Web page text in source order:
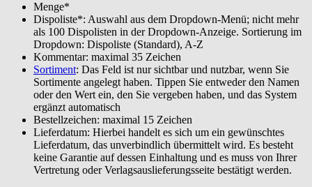
Menge*
Dispoliste*: Auswahl aus dem Dropdown-Menü; nicht mehr
als 100 Dispolisten in der Dropdown-Anzeige. Sortierung im
Dropdown: Dispoliste (Standard), A-Z
Kommentar: maximal 35 Zeichen
Sortiment: Das Feld ist nur sichtbar und nutzbar, wenn Sie
Sortimente angelegt haben. Tippen Sie entweder den Namen
oder den Wert ein, den Sie vergeben haben, und das System
ergänzt automatisch
Bestellzeichen: maximal 15 Zeichen
Lieferdatum: Hierbei handelt es sich um ein gewünschtes
Lieferdatum, das unverbindlich übermittelt wird. Es besteht
keine Garantie auf dessen Einhaltung und es muss von Ihrer
Vertretung oder Verlagsauslieferungsseite bestätigt werden.